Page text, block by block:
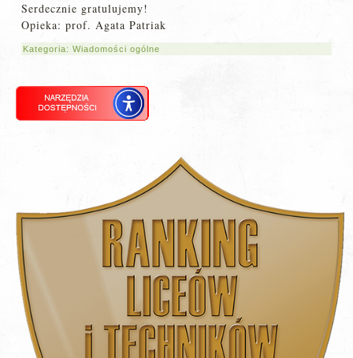
Serdecznie gratulujemy!
Opieka: prof. Agata Patriak
Kategoria:Wiadomości ogólne